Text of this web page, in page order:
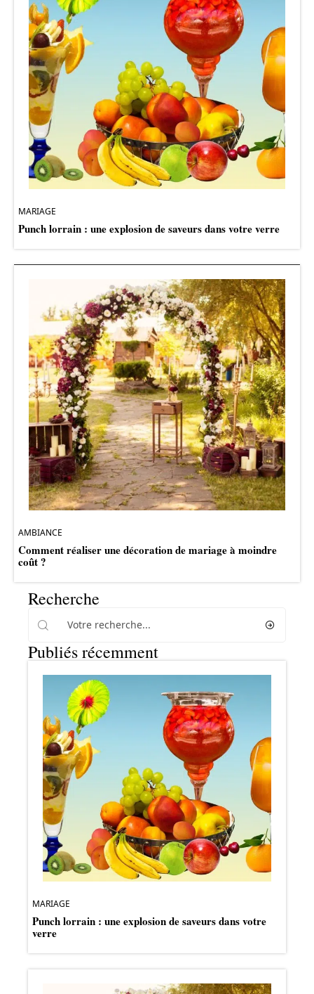
MARIAGE
Punch lorrain : une explosion de saveurs dans votre verre
AMBIANCE
Comment réaliser une décoration de mariage à moindre
coût ?
Recherche
Publiés récemment
MARIAGE
Punch lorrain : une explosion de saveurs dans votre
verre